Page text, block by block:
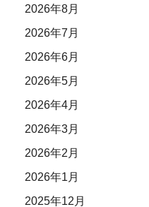
2026年8月
2026年7月
2026年6月
2026年5月
2026年4月
2026年3月
2026年2月
2026年1月
2025年12月